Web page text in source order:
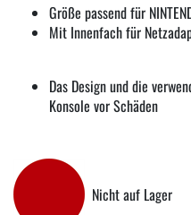
Größe passend für
Mit Innenfach für
Das Design und die
Konsole vor Schäden
Nicht auf Lager